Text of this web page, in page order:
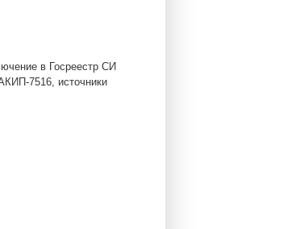
в Госреестр СИ
7516, источники